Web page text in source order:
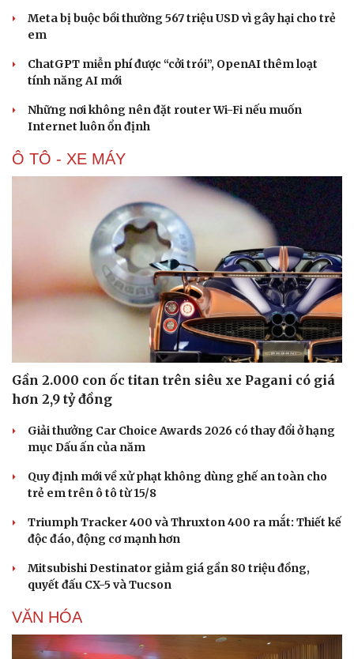
Sân khấu - Điện ảnh
Giải trí
Nghệ sĩ
Sao Việt
Meta bị buộc bồi thường 567 triệu USD vì gây hại cho trẻ
em
ChatGPT miễn phí được “cởi trói”, OpenAI thêm loạt
tính năng AI mới
Những nơi không nên đặt router Wi-Fi nếu muốn
Internet luôn ổn định
Ô TÔ - XE MÁY
Gần 2.000 con ốc titan trên siêu xe Pagani có giá
hơn 2,9 tỷ đồng
Giải thưởng Car Choice Awards 2026 có thay đổi ở hạng
mục Dấu ấn của năm
Quy định mới về xử phạt không dùng ghế an toàn cho
trẻ em trên ô tô từ 15/8
Triumph Tracker 400 và Thruxton 400 ra mắt: Thiết kế
độc đáo, động cơ mạnh hơn
Mitsubishi Destinator giảm giá gần 80 triệu đồng,
quyết đấu CX-5 và Tucson
VĂN HÓA